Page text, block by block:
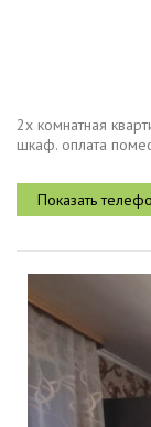
2х комнатная
шкаф. оплата